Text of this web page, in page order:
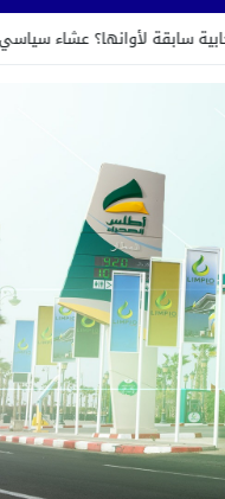
عشاء سياسي بفيلا مستشار